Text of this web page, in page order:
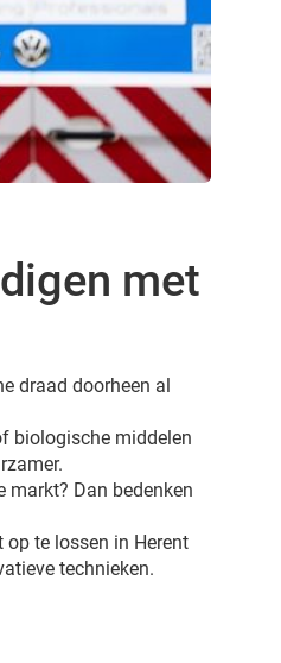
met
draad doorheen al
biologische middelen
markt? Dan bedenken
te lossen in Herent
technieken.